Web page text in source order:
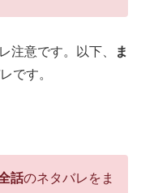
注意です。以下、
ま
です。
話のネタバレをま